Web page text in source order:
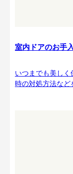
室内ドアのお手
いつまでも美し
時の対処方法など